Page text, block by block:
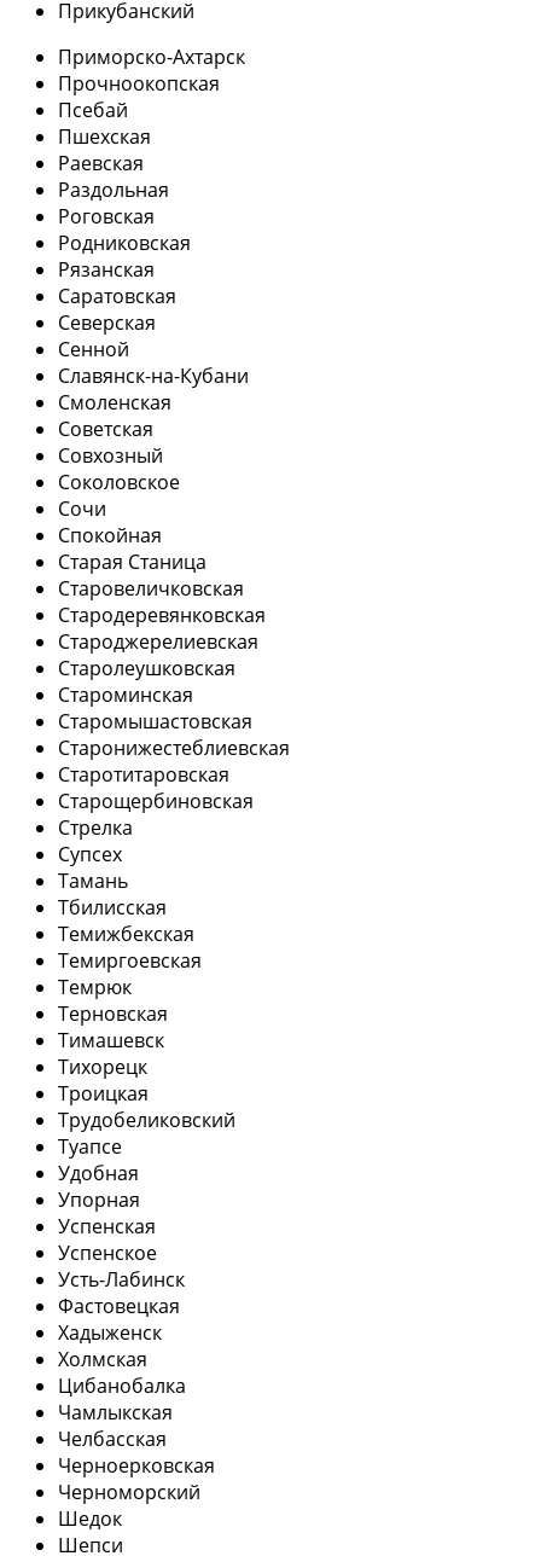
Прикубанский
Приморско-Ахтарск
Прочноокопская
Псебай
Пшехская
Раевская
Раздольная
Роговская
Родниковская
Рязанская
Саратовская
Северская
Сенной
Славянск-на-Кубани
Смоленская
Советская
Совхозный
Соколовское
Сочи
Спокойная
Старая Станица
Старовеличковская
Стародеревянковская
Староджерелиевская
Старолеушковская
Староминская
Старомышастовская
Старонижестеблиевская
Старотитаровская
Старощербиновская
Стрелка
Супсех
Тамань
Тбилисская
Темижбекская
Темиргоевская
Темрюк
Терновская
Тимашевск
Тихорецк
Троицкая
Трудобеликовский
Туапсе
Удобная
Упорная
Успенская
Успенское
Усть-Лабинск
Фастовецкая
Хадыженск
Холмская
Цибанобалка
Чамлыкская
Челбасская
Черноерковская
Черноморский
Шедок
Шепси